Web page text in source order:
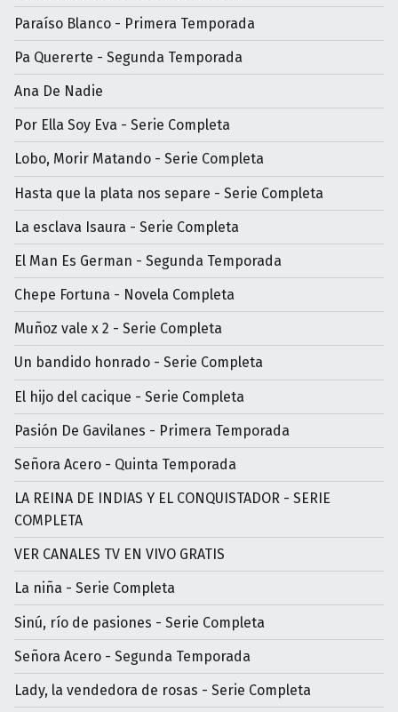
Paraíso Blanco - Primera Temporada
Pa Quererte - Segunda Temporada
Ana De Nadie
Por Ella Soy Eva - Serie Completa
Lobo, Morir Matando - Serie Completa
Hasta que la plata nos separe - Serie Completa
La esclava Isaura - Serie Completa
El Man Es German - Segunda Temporada
Chepe Fortuna - Novela Completa
Muñoz vale x 2 - Serie Completa
Un bandido honrado - Serie Completa
El hijo del cacique - Serie Completa
Pasión De Gavilanes - Primera Temporada
Señora Acero - Quinta Temporada
LA REINA DE INDIAS Y EL CONQUISTADOR - SERIE
COMPLETA
VER CANALES TV EN VIVO GRATIS
La niña - Serie Completa
Sinú, río de pasiones - Serie Completa
Señora Acero - Segunda Temporada
Lady, la vendedora de rosas - Serie Completa